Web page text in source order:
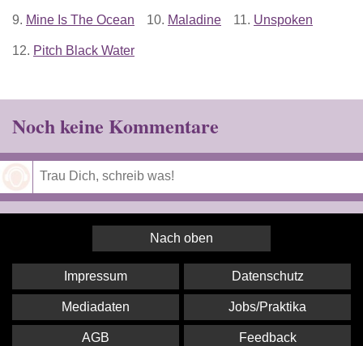
9. Mine Is The Ocean 10. Maladine 11. Unspoken
12. Pitch Black Water
Noch keine Kommentare
Nach oben
Impressum Datenschutz
Mediadaten Jobs/Praktika
AGB Feedback